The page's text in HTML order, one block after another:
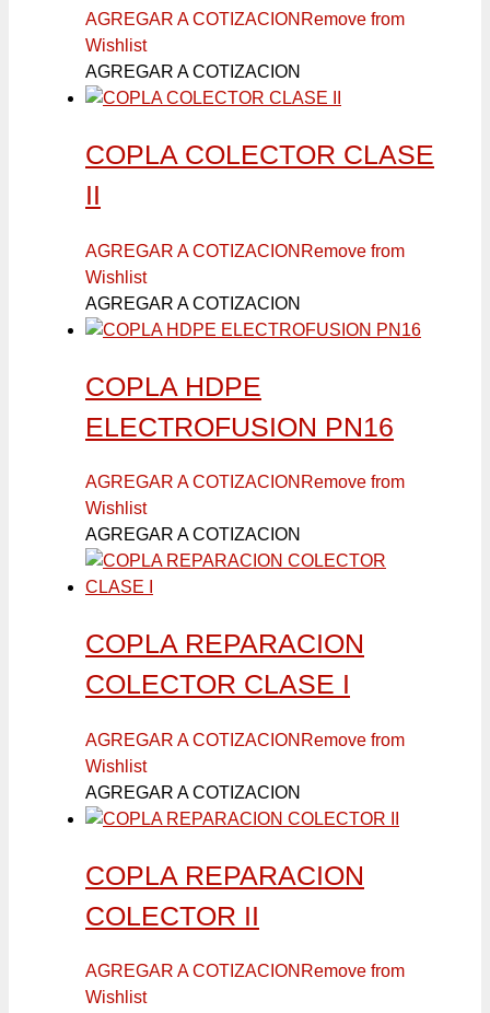
AGREGAR A COTIZACION Remove from
Wishlist
AGREGAR A COTIZACION
COPLA COLECTOR CLASE
II
AGREGAR A COTIZACION Remove from
Wishlist
AGREGAR A COTIZACION
COPLA HDPE
ELECTROFUSION PN16
AGREGAR A COTIZACION Remove from
Wishlist
AGREGAR A COTIZACION
COPLA REPARACION
COLECTOR CLASE I
AGREGAR A COTIZACION Remove from
Wishlist
AGREGAR A COTIZACION
COPLA REPARACION
COLECTOR II
AGREGAR A COTIZACION Remove from
Wishlist